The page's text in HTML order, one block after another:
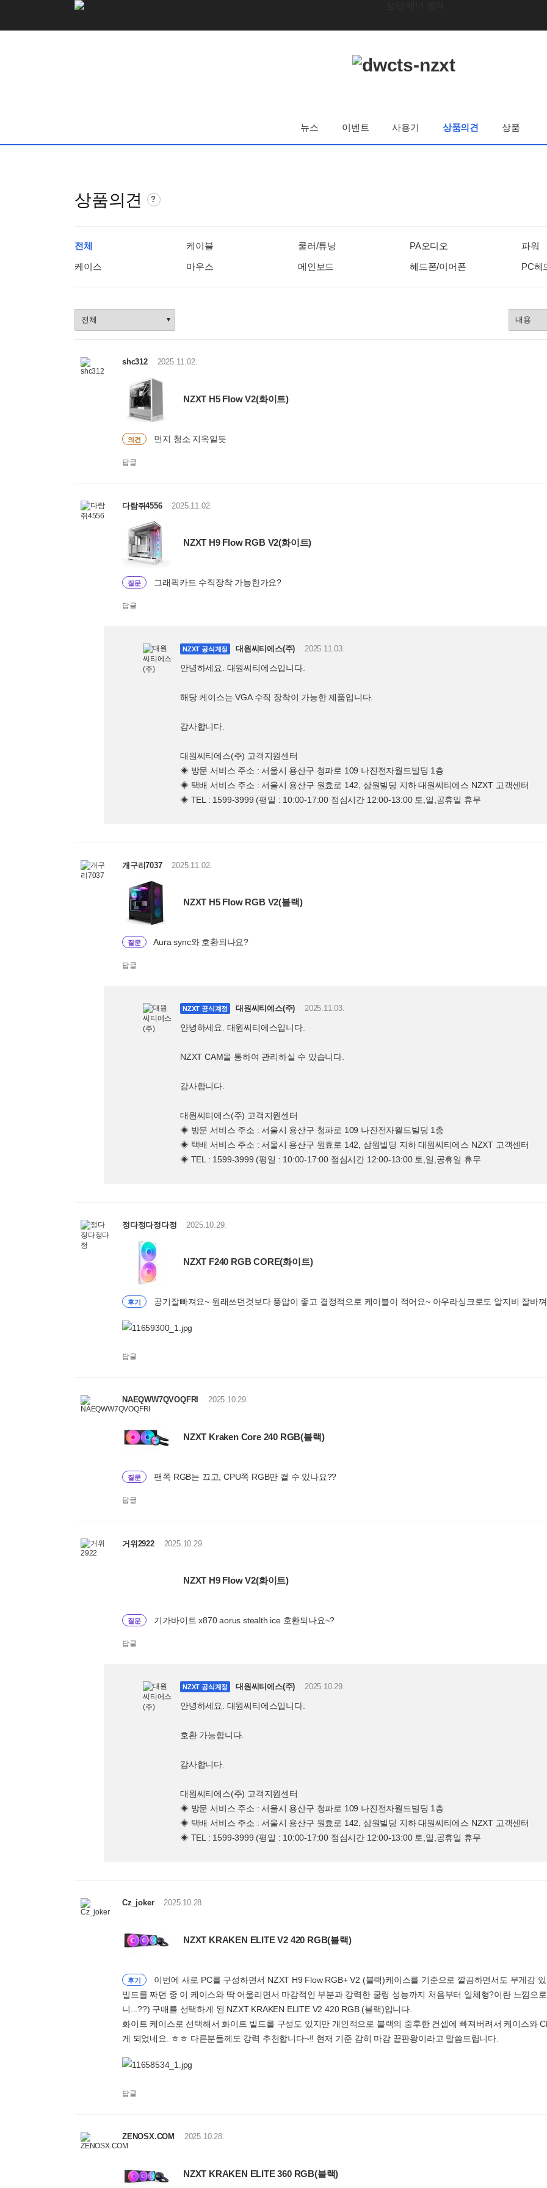
뉴스 이벤트 사용기 상품의견 상품
상품의견
상
?
전체 케이블 쿨러/튜닝 PA오디오
파워
케이스
마우스 메인보드 헤드폰/이어폰 PC헤
품
선
택
shc312 2025.11.02.
NZXT H5 Flow V2(화이트)
의견 먼지 청소 지옥일듯
답글
다람쥐4556 2025.11.02.
NZXT H9 Flow RGB V2(화이트)
질문 그래픽카드 수직장착 가능한가요?
답글
NZXT 공식계정 대원씨티에스(주) 2025.11.03.
안녕하세요. 대원씨티에스입니다.
해당 케이스는 VGA 수직 장착이 가능한 제품입니다.
감사합니다.
대원씨티에스(주) 고객지원센터
◈ 방문 서비스 주소 : 서울시 용산구 청파로 109 나진전자월드빌딩 1층
◈ 택배 서비스 주소 : 서울시 용산구 원효로 142, 삼원빌딩 지하 대원씨티에스 NZXT 고객센터
◈ TEL : 1599-3999 (평일 : 10:00-17:00 점심시간 12:00-13:00 토,일,공휴일 휴무
개구리7037 2025.11.02.
NZXT H5 Flow RGB V2(블랙)
질문 Aura sync와 호환되나요?
답글
NZXT 공식계정 대원씨티에스(주) 2025.11.03.
안녕하세요. 대원씨티에스입니다.
NZXT CAM을 통하여 관리하실 수 있습니다.
감사합니다.
대원씨티에스(주) 고객지원센터
◈ 방문 서비스 주소 : 서울시 용산구 청파로 109 나진전자월드빌딩 1층
◈ 택배 서비스 주소 : 서울시 용산구 원효로 142, 삼원빌딩 지하 대원씨티에스 NZXT 고객센터
◈ TEL : 1599-3999 (평일 : 10:00-17:00 점심시간 12:00-13:00 토,일,공휴일 휴무
정다정다정다정 2025.10.29.
NZXT F240 RGB CORE(화이트)
후기 공기잘빠져요~ 원래쓰던것보다 풍압이 좋고 결정적으로 케이블이 적어요~ 아우라싱크로도 알지비 잘바
답글
NAEQWW7QVOQFRI 2025.10.29.
NZXT Kraken Core 240 RGB(블랙)
질문 팬쪽 RGB는 끄고, CPU쪽 RGB만 켤 수 있나요??
답글
거위2922 2025.10.29.
NZXT H9 Flow V2(화이트)
질문 기가바이트 x870 aorus stealth ice 호환되나요~?
답글
NZXT 공식계정 대원씨티에스(주) 2025.10.29.
안녕하세요. 대원씨티에스입니다.
호환 가능합니다.
감사합니다.
대원씨티에스(주) 고객지원센터
◈ 방문 서비스 주소 : 서울시 용산구 청파로 109 나진전자월드빌딩 1층
◈ 택배 서비스 주소 : 서울시 용산구 원효로 142, 삼원빌딩 지하 대원씨티에스 NZXT 고객센터
◈ TEL : 1599-3999 (평일 : 10:00-17:00 점심시간 12:00-13:00 토,일,공휴일 휴무
Cz_joker 2025.10.28.
NZXT KRAKEN ELITE V2 420 RGB(블랙)
후기
이번에 새로 PC를 구성하면서 NZXT H9 Flow RGB+ V2 (블랙)케이스를 기준으로 깔끔하면서도 무게감
빌드를 짜던 중 이 케이스와 딱 어울리면서 마감적인 부분과 강력한 쿨링 성능까지 처음부터 일체형?이란 느낌으
니...??) 구매를 선택하게 된 NZXT KRAKEN ELITE V2 420 RGB (블랙)입니다.
화이트 케이스로 선택해서 화이트 빌드를 구성도 있지만 개인적으로 블랙의 중후한 컨셉에 빠져버려서 케이스와
게 되었네요. ㅎㅎ 다른분들께도 강력 추천합니다~!! 현재 기준 감히 마감 끝판왕이라고 말씀드립니다.
답글
ZENOSX.COM 2025.10.28.
NZXT KRAKEN ELITE 360 RGB(블랙)